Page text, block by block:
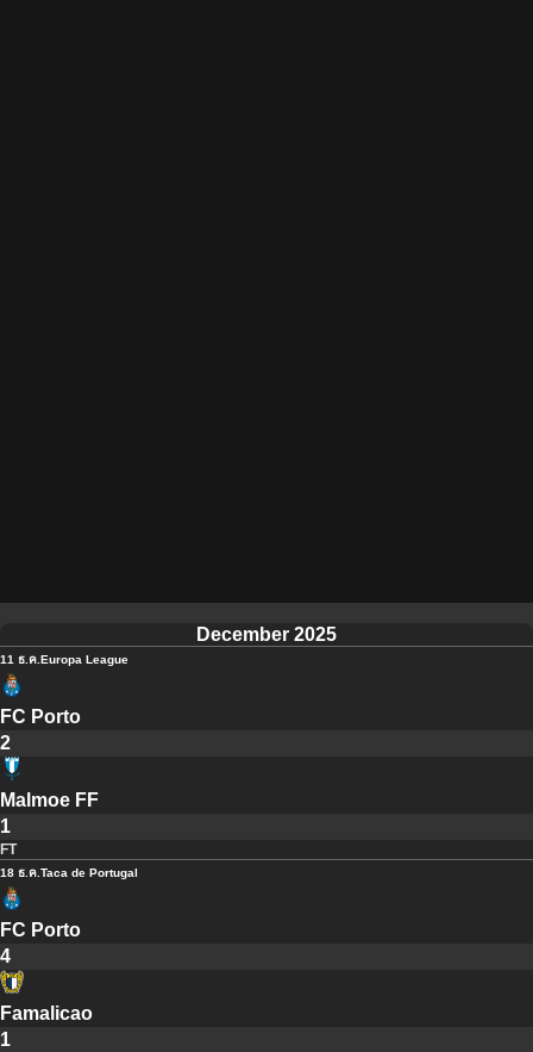
December 2025
11 ธ.ค. Europa League
FC Porto
2
Malmoe FF
1
FT
18 ธ.ค.Taca de Portugal
FC Porto
4
Famalicao
1